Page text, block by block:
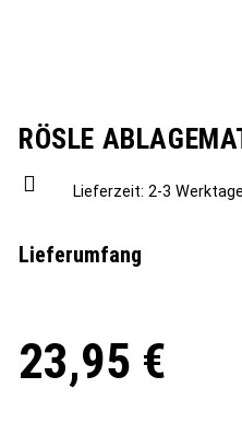
RÖSLE
Lieferzeit: 2-3 Werktage
Lieferumfang
23,95 €